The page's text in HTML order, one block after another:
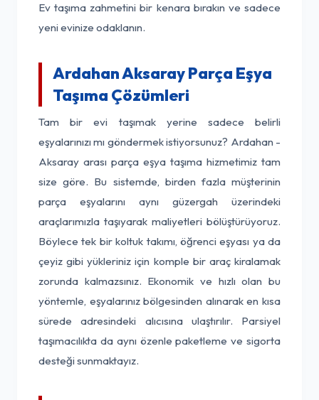
Ev taşıma zahmetini bir kenara bırakın ve sadece
yeni evinize odaklanın.
Ardahan Aksaray Parça Eşya
Taşıma Çözümleri
Tam bir evi taşımak yerine sadece belirli
eşyalarınızı mı göndermek istiyorsunuz? Ardahan -
Aksaray arası parça eşya taşıma hizmetimiz tam
size göre. Bu sistemde, birden fazla müşterinin
parça eşyalarını aynı güzergah üzerindeki
araçlarımızla taşıyarak maliyetleri bölüştürüyoruz.
Böylece tek bir koltuk takımı, öğrenci eşyası ya da
çeyiz gibi yükleriniz için komple bir araç kiralamak
zorunda kalmazsınız. Ekonomik ve hızlı olan bu
yöntemle, eşyalarınız bölgesinden alınarak en kısa
sürede adresindeki alıcısına ulaştırılır. Parsiyel
taşımacılıkta da aynı özenle paketleme ve sigorta
desteği sunmaktayız.